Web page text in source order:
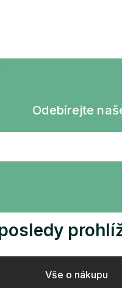
Odebírejte
Vše o nákupu